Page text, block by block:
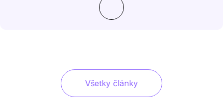
Všetky články